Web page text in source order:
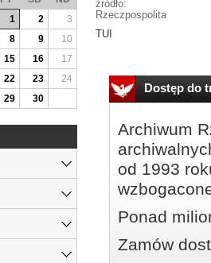
źródło:
Rzeczpospolita
TUI
Dostęp do
Archiwum
od 1993
Ponad
Zamów
1
2
3
8 9
10
15 16
17
22 23
24
29 30